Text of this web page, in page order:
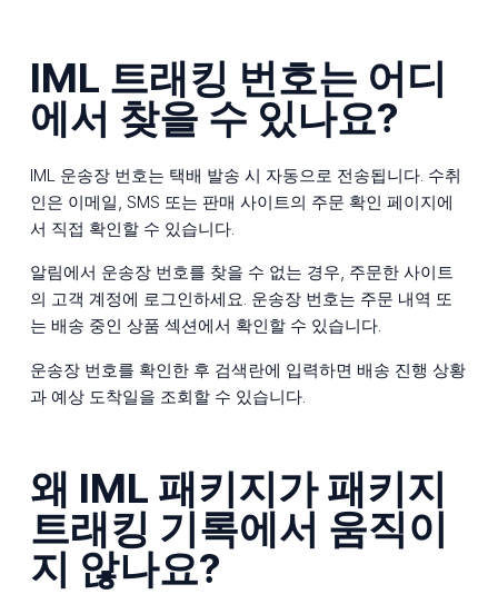
IML 트래킹 번호는 어디
에서 찾을 수 있나요?
IML 운송장 번호는 택배 발송 시 자동으로 전송됩니다. 수취
인은 이메일, SMS 또는 판매 사이트의 주문 확인 페이지에
서 직접 확인할 수 있습니다.
알림에서 운송장 번호를 찾을 수 없는 경우, 주문한 사이트
의 고객 계정에 로그인하세요. 운송장 번호는 주문 내역 또
는 배송 중인 상품 섹션에서 확인할 수 있습니다.
운송장 번호를 확인한 후 검색란에 입력하면 배송 진행 상황
과 예상 도착일을 조회할 수 있습니다.
왜 IML 패키지가 패키지
트래킹 기록에서 움직이
지 않나요?